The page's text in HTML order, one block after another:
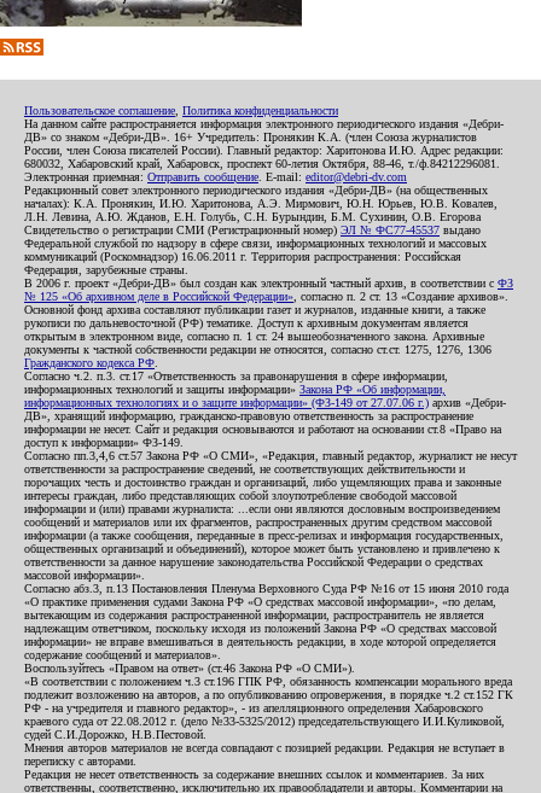
Пользовательское соглашение Политика конфиденциальности
На данном сайте распространяется информация электронного периодического издания «Дебри-
ДВ» со знаком «Дебри-ДВ». 16+ Учредитель: Пронякин К.А. (член Союза журналистов
России, член Союза писателей России). Главный редактор: Харитонова И.Ю. Адрес редакции:
680032, Хабаровский край, Хабаровск, проспект 60-летия Октября, 88-46, т./ф.84212296081.
Электронная приемная: Отправить сообщение . E-mail: editor@debri-dv.com
Редакционный совет электронного периодического издания «Дебри-ДВ» (на общественных
началах): К.А. Пронякин, И.Ю. Харитонова, А.Э. Мирмович, Ю.Н. Юрьев, Ю.В. Ковалев,
Л.Н. Левина, А.Ю. Жданов, Е.Н. Голубь, С.Н. Бурындин, Б.М. Сухинин, О.В. Егорова
Свидетельство о регистрации СМИ (Регистрационный номер) ЭЛ № ФС77-45537 выдано
Федеральной службой по надзору в сфере связи, информационных технологий и массовых
коммуникаций (Роскомнадзор) 16.06.2011 г. Территория распространения: Российская
Федерация, зарубежные страны.
В 2006 г. проект «Дебри-ДВ» был создан как электронный частный архив, в соответствии с ФЗ
№ 125 «Об архивном деле в Российской Федерации» , согласно п. 2 ст. 13 «Создание архивов».
Основной фонд архива составляют публикации газет и журналов, изданные книги, а также
рукописи по дальневосточной (РФ) тематике. Доступ к архивным документам является
открытым в электронном виде, согласно п. 1 ст. 24 вышеобозначенного закона. Архивные
документы к частной собственности редакции не относятся, согласно ст.ст. 1275, 1276, 1306
Гражданского кодекса РФ
Согласно ч.2. п.3. ст.17 «Ответственность за правонарушения в сфере информации,
информационных технологий и защиты информации» Закона РФ «Об информации,
информационных технологиях и о защите информации» (ФЗ-149 от 27.07.06 г.) архив «Дебри-
ДВ», хранящий информацию, гражданско-правовую ответственность за распространение
информации не несет. Сайт и редакция основываются и работают на основании ст.8 «Право на
доступ к информации» ФЗ-149.
Согласно пп.3,4,6 ст.57 Закона РФ «О СМИ», «Редакция, главный редактор, журналист не несут
ответственности за распространение сведений, не соответствующих действительности и
порочащих честь и достоинство граждан и организаций, либо ущемляющих права и законные
интересы граждан, либо представляющих собой злоупотребление свободой массовой
информации и (или) правами журналиста: ...если они являются дословным воспроизведением
сообщений и материалов или их фрагментов, распространенных другим средством массовой
информации (а также сообщения, переданные в пресс-релизах и информация государственных,
общественных организаций и объединений), которое может быть установлено и привлечено к
ответственности за данное нарушение законодательства Российской Федерации о средствах
массовой информации».
Согласно абз.3, п.13 Постановления Пленума Верховного Суда РФ №16 от 15 июня 2010 года
«О практике применения судами Закона РФ «О средствах массовой информации», «по делам,
вытекающим из содержания распространенной информации, распространитель не является
надлежащим ответчиком, поскольку исходя из положений Закона РФ «О средствах массовой
информации» не вправе вмешиваться в деятельность редакции, в ходе которой определяется
содержание сообщений и материалов».
Воспользуйтесь «Правом на ответ» (ст.46 Закона РФ «О СМИ»).
«В соответствии с положением ч.3 ст.196 ГПК РФ, обязанность компенсации морального вреда
подлежит возложению на авторов, а по опубликованию опровержения, в порядке ч.2 ст.152 ГК
РФ - на учредителя и главного редактор», - из апелляционного определения Хабаровского
краевого суда от 22.08.2012 г. (дело №33-5325/2012) председательствующего И.И.Куликовой,
судей С.И.Дорожко, Н.В.Пестовой.
Мнения авторов материалов не всегда совпадают с позицией редакции. Редакция не вступает в
переписку с авторами.
Редакция не несет ответственность за содержание внешних ссылок и комментариев. За них
ответственны, соответственно, исключительно их правообладатели и авторы. Комментарии на